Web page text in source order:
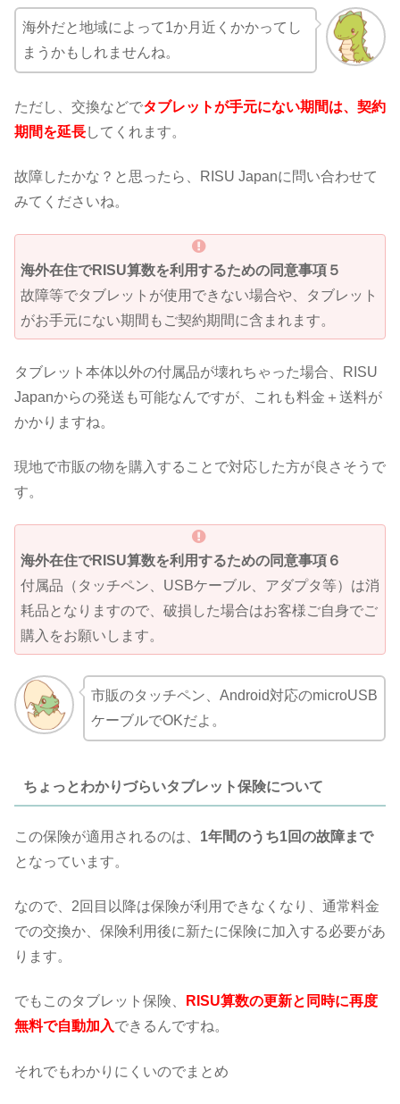
海外だと地域によって1か月近くかかってし
まうかもしれませんね。
ただし、交換などでタブレットが手元にない期間は、契約
期間を延長してくれます。
故障したかな？と思ったら、RISU Japanに問い合わせて
みてくださいね。
海外在住でRISU算数を利用するための同意事項５
故障等でタブレットが使用できない場合や、タブレット
がお手元にない期間もご契約期間に含まれます。
タブレット本体以外の付属品が壊れちゃった場合、RISU
Japanからの発送も可能なんですが、これも料金＋送料が
かかりますね。
現地で市販の物を購入することで対応した方が良さそうで
す。
海外在住でRISU算数を利用するための同意事項６
付属品（タッチペン、USBケーブル、アダプタ等）は消
耗品となりますので、破損した場合はお客様ご自身でご
購入をお願いします。
市販のタッチペン、Android対応のmicroUSB
ケーブルでOKだよ。
ちょっとわかりづらいタブレット保険について
この保険が適用されるのは、 1年間のうち1回の故障まで
となっています。
なので、2回目以降は保険が利用できなくなり、通常料金
での交換か、保険利用後に新たに保険に加入する必要があ
ります。
でもこのタブレット保険、
RISU算数の更新と同時に再度
無料で自動加入できるんですね。
それでもわかりにくいのでまとめ